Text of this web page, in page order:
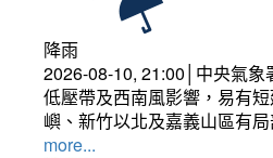
降雨
2026-08-10, 21:00│中央氣象
低壓帶及西南風影響，易有
嶼、新竹以北及嘉義山區有
more...